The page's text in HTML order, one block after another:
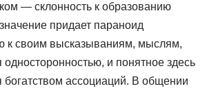
— склонность к образованию
придает параноид
к своим высказываниям, мыслям,
и понятное здесь
ассоциаций. В общении